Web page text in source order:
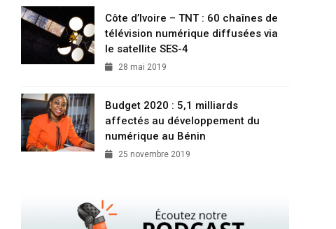
Côte d’Ivoire – TNT : 60 chaînes de
télévision numérique diffusées via
le satellite SES-4
28 mai 2019
Budget 2020 : 5,1 milliards
affectés au développement du
numérique au Bénin
25 novembre 2019